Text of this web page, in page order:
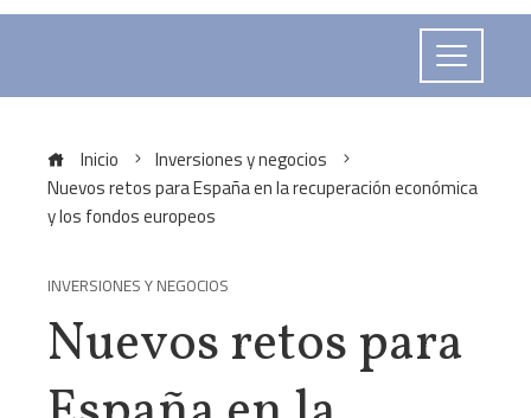
Inicio
Inversiones y negocios
Nuevos retos para España en la recuperación económica
y los fondos europeos
INVERSIONES Y NEGOCIOS
Nuevos retos para